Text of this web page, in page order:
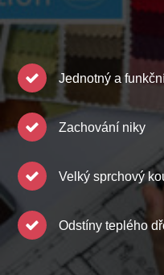
Jednotný a
Zachování niky
Velký sprchový
Odstíny teplého